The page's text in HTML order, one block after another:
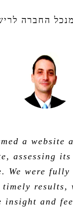
מנכל החברה
a website
assessing
We were
results,
and